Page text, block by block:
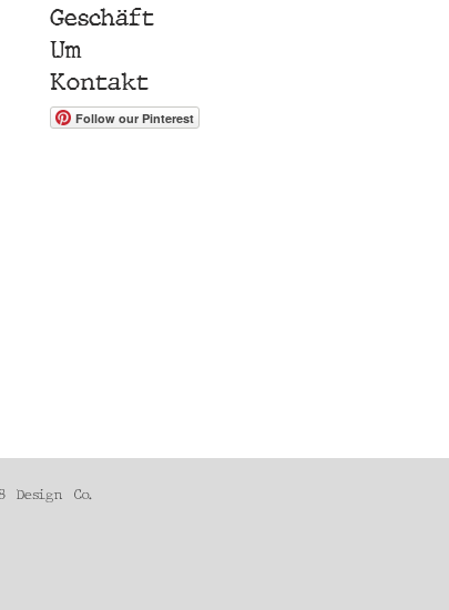
Geschäft
Um
Kontakt
Follow our Pinterest
Design Co.